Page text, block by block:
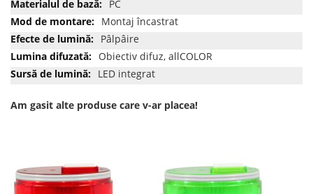
PC
Montaj încastrat
Pâlpâire
Obiectiv difuz, allCOLOR
LED integrat
Am gasit alte produse care v-ar placea!